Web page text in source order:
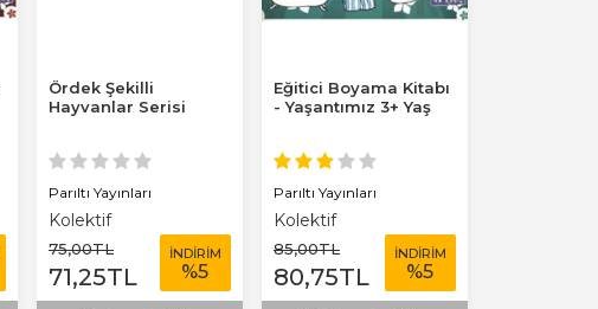
Ördek Şekilli
Hayvanlar Serisi
Parıltı Yayınları
Kolektif
75,00TL
71,25TL
İNDİRİM
%5
Eğitici Boyama Kitabı
- Yaşantımız 3+ Yaş
Parıltı Yayınları
Kolektif
85,00TL
80,75TL
İNDİRİM
%5